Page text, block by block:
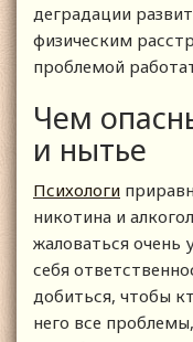
деградации
физическим
проблемой
Чем
и нытье
Психологи
никотина и
жаловаться очень
себя
добиться, чтобы
него все